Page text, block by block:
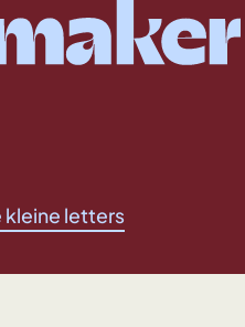
kleine letters